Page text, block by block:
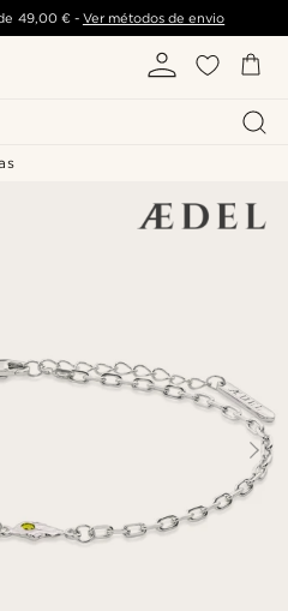
49,00 €- Ver métodos de envio